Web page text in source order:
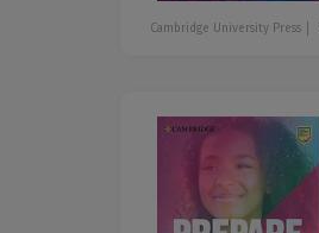
Cambridge University Press